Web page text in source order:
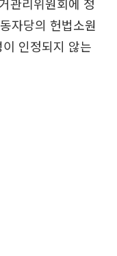
관리위원회에 정
자당의 헌법소원
인정되지 않는